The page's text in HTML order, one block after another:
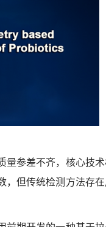
量参差不齐，核心技
，但传统检测方法存